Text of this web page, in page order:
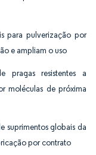
para pulverização por
e ampliam o uso
pragas resistentes a
moléculas de próxima
suprimentos globais da
por contrato